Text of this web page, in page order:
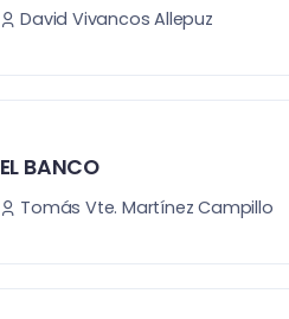
David Vivancos Allepuz
EL BANCO
Tomás Vte. Martínez Campillo